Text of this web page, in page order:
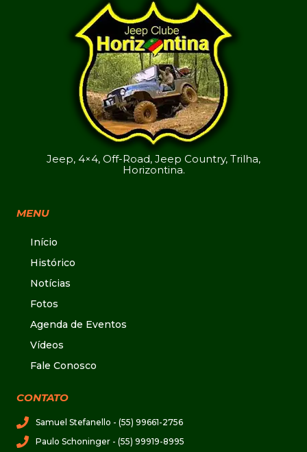
Jeep, 4×4, Off-Road, Jeep Country, Trilha,
Horizontina.
MENU
Início
Histórico
Notícias
Fotos
Agenda de Eventos
Vídeos
Fale Conosco
CONTATO
Samuel Stefanello - (55) 99661-2756
Paulo Schoninger - (55) 99919-8995